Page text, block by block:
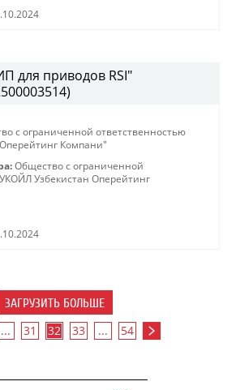
для приводов RSI"
с ограниченной ответственностью
Компани"
Общество с ограниченной
Узбекистан Оперейтинг
ЗАГРУЗИТЬ БОЛЬШЕ
... 31 32 33 ... 54